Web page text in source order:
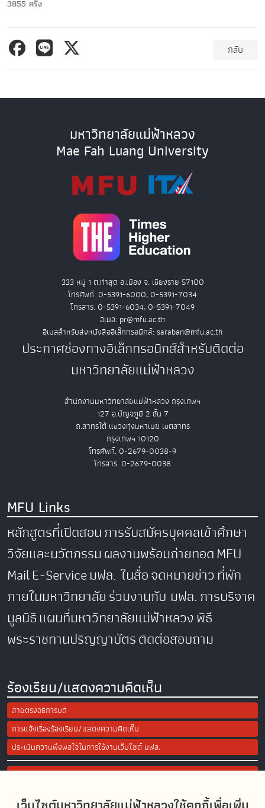
3855 ครั้ง
กลับ
มหาวิทยาลัยแม่ฟ้าหลวง
Mae Fah Luang University
333 หมู่ 1 ต.ท่าสุด อ.เมือง จ. เชียงราย 57100
โทรศัพท์. 0-5391-6000, 0-5391-7034
โทรสาร. 0-5391-6034, 0-5391-7049
อีเมล: pr@mfu.ac.th
อีเมลสำหรับส่งหนังสืออิเล็กทรอนิกส์: saraban@mfu.ac.th
ประกาศช่องทางอิเล็กทรอนิกส์สำหรับติดต่อ
มหาวิทยาลัยแม่ฟ้าหลวง
สำนักงานมหาวิทยาลัยแม่ฟ้าหลวง กรุงเทพฯ
127 อ.ปัญจภูมิ 2 ชั้น 7
ถ.สาทรใต้ แขวงทุ่งมหาเมฆ เขตสาทร
กรุงเทพฯ 10120
โทรศัพท์. 0-2679-0038-9
โทรสาร. 0-2679-0038
MFU Links
หลักสูตรที่เปิดสอนการรับสมัครบุคคลเข้าศึกษา
วิจัยและนวัตกรรมผลงานพร้อมถ่ายทอดMFU
MailE-Serviceมฟล. ในสื่อจดหมายข่าวที่พัก
ภายในมหาวิทยาลัยร่วมงานกับ มฟล.การบริจาค
มูลนิธิแผนที่มหาวิทยาลัยแม่ฟ้าหลวงพิธี
พระราชทานปริญญาบัตรติดต่อสอบถาม
ร้องเรียน/แสดงความคิดเห็น
สายตรงอธิการบดี
การแจ้งเรื่องร้องเรียน/แสดงความคิดเห็น
ประเมินความพึงพอใจในการใช้งานเว็บไซต์ มฟล.
Site Map